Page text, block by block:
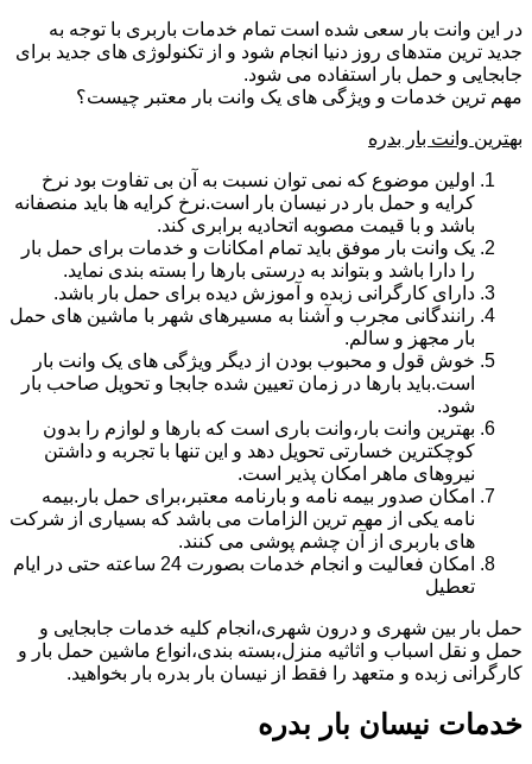
در این وانت بار سعی شده است تمام خدمات باربری با توجه به
جدید ترین متدهای روز دنیا انجام شود و از تکنولوژی های جدید برای
جابجایی و حمل بار استفاده می شود.
مهم ترین خدمات و ویژگی های یک وانت بار معتبر چیست؟
بهترین وانت بار بدره
اولین موضوع که نمی توان نسبت به آن بی تفاوت بود نرخ
کرایه و حمل بار در نیسان بار است.نرخ کرایه ها باید منصفانه
باشد و با قیمت مصوبه اتحادیه برابری کند.
یک وانت بار موفق باید تمام امکانات و خدمات برای حمل بار
را دارا باشد و بتواند به درستی بارها را بسته بندی نماید.
دارای کارگرانی زبده و آموزش دیده برای حمل بار باشد.
رانندگانی مجرب و آشنا به مسیرهای شهر با ماشین های حمل
بار مجهز و سالم.
خوش قول و محبوب بودن از دیگر ویژگی های یک وانت بار
است.باید بارها در زمان تعیین شده جابجا و تحویل صاحب بار
شود.
بهترین وانت بار،وانت باری است که بارها و لوازم را بدون
کوچکترین خسارتی تحویل دهد و این تنها با تجربه و داشتن
نیروهای ماهر امکان پذیر است.
امکان صدور بیمه نامه و بارنامه معتبر،برای حمل بار.بیمه
نامه یکی از مهم ترین الزامات می باشد که بسیاری از شرکت
های باربری از آن چشم پوشی می کنند.
امکان فعالیت و انجام خدمات بصورت 24 ساعته حتی در ایام
تعطیل
حمل بار بین شهری و درون شهری،انجام کلیه خدمات جابجایی و
حمل و نقل اسباب و اثاثیه منزل،بسته بندی،انواع ماشین حمل بار و
کارگرانی زبده و متعهد را فقط از نیسان بار بدره بار بخواهید.
خدمات نیسان بار بدره